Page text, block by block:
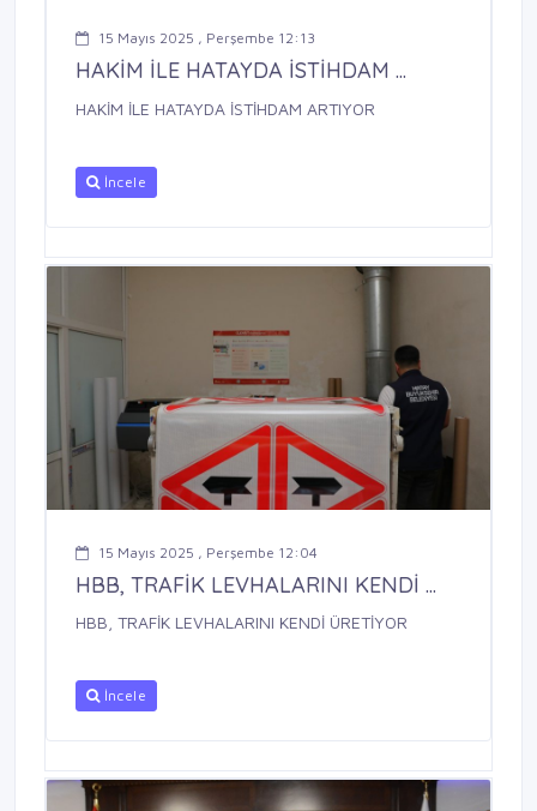
15 Mayıs 2025 , Perşembe 12:13
HAKİM İLE HATAYDA İSTİHDAM ...
HAKİM İLE HATAYDA İSTİHDAM ARTIYOR
İncele
15 Mayıs 2025 , Perşembe 12:04
HBB, TRAFİK LEVHALARINI KENDİ ...
HBB, TRAFİK LEVHALARINI KENDİ ÜRETİYOR
İncele